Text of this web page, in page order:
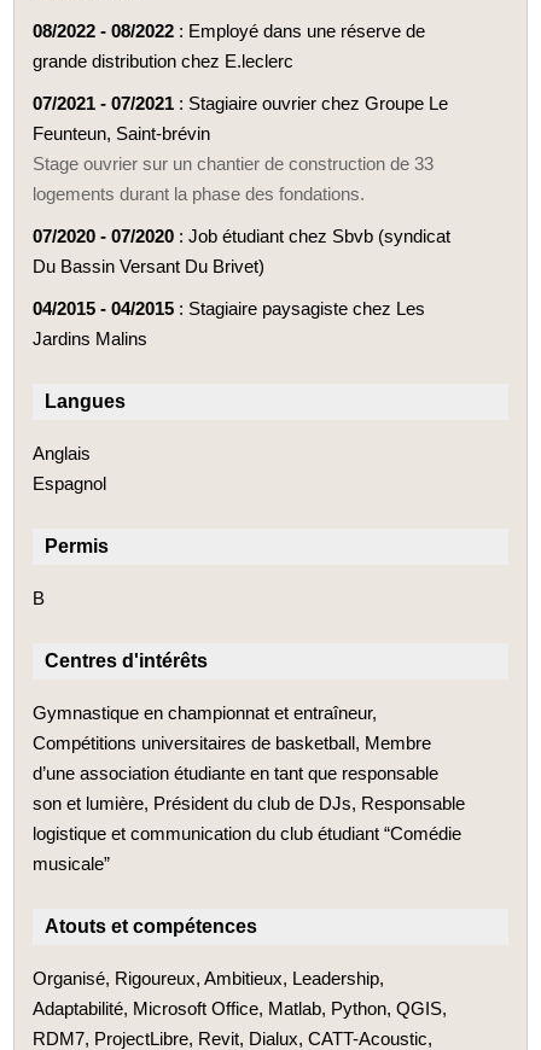
08/2022 - 08/2022 : Employé dans une réserve de
grande distribution chez E.leclerc
07/2021 - 07/2021 : Stagiaire ouvrier chez Groupe Le
Feunteun, Saint-brévin
Stage ouvrier sur un chantier de construction de 33
logements durant la phase des fondations.
07/2020 - 07/2020 : Job étudiant chez Sbvb (syndicat
Du Bassin Versant Du Brivet)
04/2015 - 04/2015 : Stagiaire paysagiste chez Les
Jardins Malins
Langues
Anglais
Espagnol
Permis
B
Centres d'intérêts
Gymnastique en championnat et entraîneur,
Compétitions universitaires de basketball, Membre
d’une association étudiante en tant que responsable
son et lumière, Président du club de DJs, Responsable
logistique et communication du club étudiant “Comédie
musicale”
Atouts et compétences
Organisé, Rigoureux, Ambitieux, Leadership,
Adaptabilité, Microsoft Office, Matlab, Python, QGIS,
RDM7, ProjectLibre, Revit, Dialux, CATT-Acoustic,